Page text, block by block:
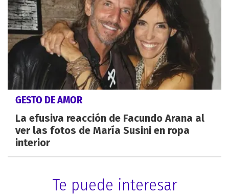
GESTO DE AMOR
La efusiva reacción de Facundo Arana al
ver las fotos de María Susini en ropa
interior
Te puede interesar